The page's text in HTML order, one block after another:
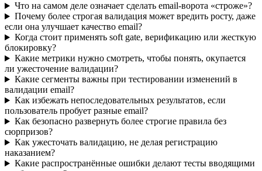
Что на самом деле означает сделать email-ворота «строже»?
Почему более строгая валидация может вредить росту, даже
если она улучшает качество email?
Когда стоит применять soft gate, верификацию или жесткую
блокировку?
Какие метрики нужно смотреть, чтобы понять, окупается
ли ужесточение валидации?
Какие сегменты важны при тестировании изменений в
валидации email?
Как избежать непоследовательных результатов, если
пользователь пробует разные email?
Как безопасно развернуть более строгие правила без
сюрпризов?
Как ужесточать валидацию, не делая регистрацию
наказанием?
Какие распространённые ошибки делают тесты вводящими